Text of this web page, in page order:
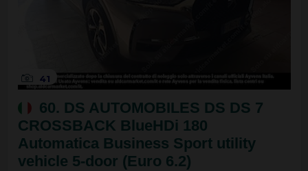
41
60. DS AUTOMOBILES DS DS 7
CROSSBACK BlueHDi 180
Automatica Business Sport utility
vehicle 5-door (Euro 6.2)